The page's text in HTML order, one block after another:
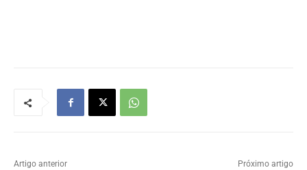
Artigo anterior Próximo artigo